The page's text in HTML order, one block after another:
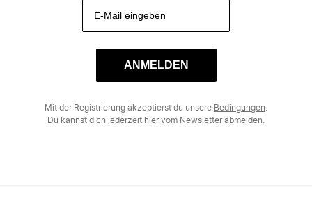
ANMELDEN
Mit der Registrierung akzeptierst du unsere Bedingungen
Du kannst dich jederzeit hiervom Newsletter abmelden.